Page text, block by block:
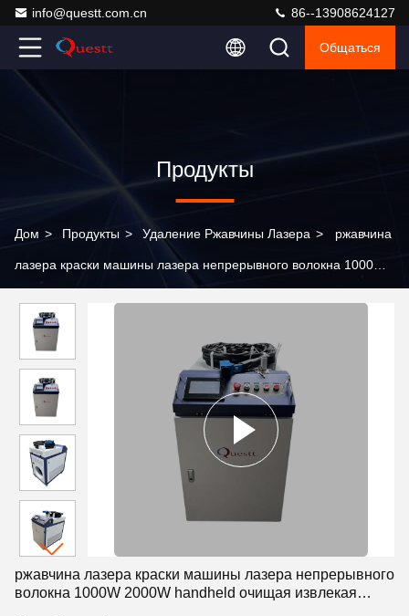
info@questt.com.cn 86--13908624127
Общаться
Продукты
Дом > Продукты > Удаление Ржавчины Лазера > ржавчина
лазера краски машины лазера непрерывного волокна 1000W
ржавчина лазера краски машины лазера непрерывного
волокна 1000W 2000W handheld очищая извлекая